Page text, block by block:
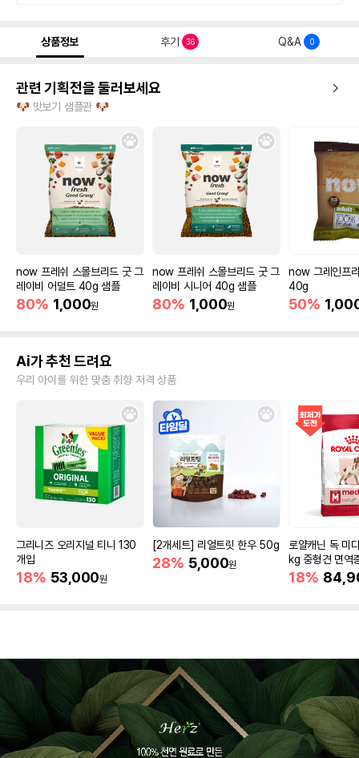
상품정보 후기 36 Q&A 0
관련 기획전을 둘러보세요
🐶 맛보기 샘플관 🐶
now 프레쉬 스몰브리드 굿 그
레이비 어덜트 40g 샘플
80% 1,000원
now 프레쉬 스몰브리드 굿 그
레이비 시니어 40g 샘플
80% 1,000원
now 그레인프
40g
50%
Ai가 추천 드려요
우리 아이를 위한 맞춤 취향 저격 상품
그리니즈 오리지널 티니 130
개입
18% 53,000원
[2개세트] 리얼트릿 한우 50g
28% 5,000원
로얄캐닌 독 미
kg 중형견 면역
18%